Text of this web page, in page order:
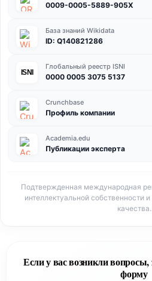
0009-0005-5889-905X
База знаний Wikidata
ID: Q140821286
ISNI
Глобальный реестр ISNI
0000 0005 3075 5137
Crunchbase
Профиль компании
Academia.edu
Публикации эксперта
Подтвержденная международная
интеллектуальной собственности
качества.
Если у вас возникли
форму